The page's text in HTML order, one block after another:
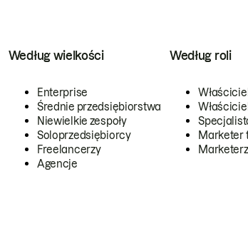
Według wielkości
Enterprise
Średnie przedsiębiorstwa
Niewielkie zespoły
Soloprzedsiębiorcy
Freelancerzy
Agencje
Według roli
Marketer